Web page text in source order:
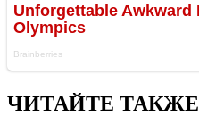
ЧИТАЙТЕ ТАКЖЕ